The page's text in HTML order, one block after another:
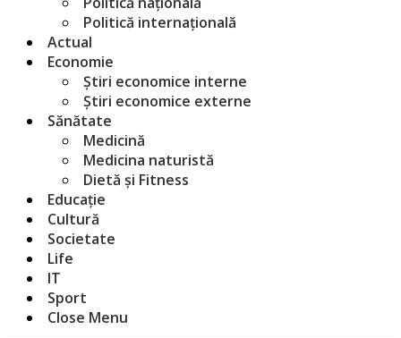
Politică internațională
Actual
Economie
Știri economice interne
Știri economice externe
Sănătate
Medicină
Medicina naturistă
Dietă și Fitness
Educație
Cultură
Societate
Life
IT
Sport
Close Menu